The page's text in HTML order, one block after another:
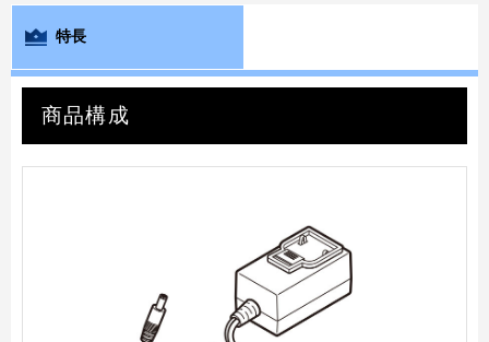
特長
商品構成